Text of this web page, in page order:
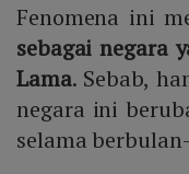
Fenomena ini
sebagai negara
Lama. Sebab,
negara ini
selama